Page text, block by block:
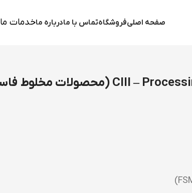
صفحه اصلیفروشگاهتماس با مادرباره ماخدمات ما